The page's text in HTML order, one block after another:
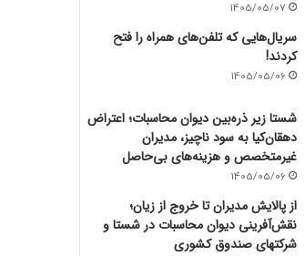
1405/05/07
سریال‌هایی که تلفن‌های همراه را فتح
کردند!
1405/05/06
شستا زیر ذره‌بین دیوان محاسبات؛ اعتراض
دهقان‌کیا به سود ناچیز، مدیران
غیرمتخصص و هزینه‌های بی‌حاصل
1405/05/06
از پالایش مدیران تا خروج از زیان؛
نقش‌آفرینی دیوان محاسبات در شستا و
شرکتهای صندوق کشوری